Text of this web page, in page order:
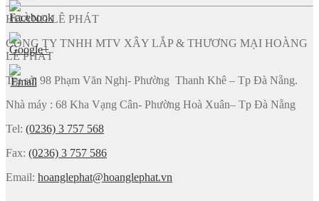
HOÀNG LÊ PHÁT
CÔNG TY TNHH MTV XÂY LẮP & THƯƠNG MẠI HOÀNG
LÊ PHÁT
Trụ sở: 98 Phạm Văn Nghị- Phường Thanh Khê – Tp Đà Nẵng.
Nhà máy : 68 Kha Vạng Cân- Phường Hoà Xuân– Tp Đà Nẵng
Tel: (0236) 3 757 568
Fax: (0236) 3 757 586
Email: hoanglephat@hoanglephat.vn